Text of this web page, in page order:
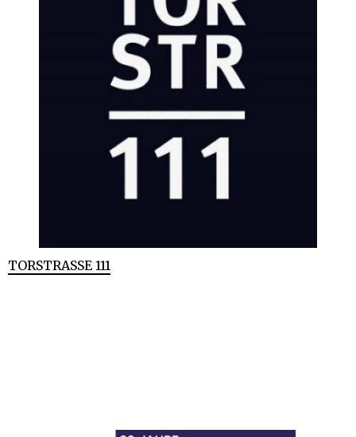
TORSTRASSE 111